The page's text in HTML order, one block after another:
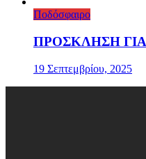
Ποδόσφαιρο
ΠΡΟΣΚΛΗΣΗ
19 Σεπτεμβρίου, 2025